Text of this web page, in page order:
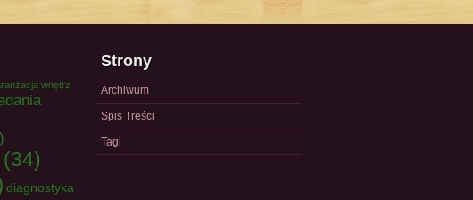
wnętrz
(34)
diagnostyka
Strony
Archiwum
Spis Treści
Tagi